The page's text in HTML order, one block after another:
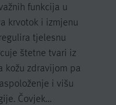
funkcija u
krvotok i izmjenu
tjelesnu
štetne tvari iz
kožu zdravijom pa
i višu
Čovjek...